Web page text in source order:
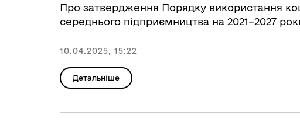
Про затвердження Порядку використання
середнього підприємництва на 2021–2027
10.04.2025, 15:22
Детальніше